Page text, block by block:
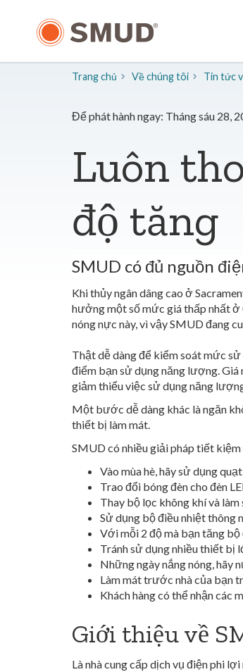
Trang chủ Về chúng tôi ​Tin tức
Để phát hành ngay: Tháng sáu 28,
Luôn
độ tăng
SMUD có đủ nguồn
Khi thủy ngân dâng cao ở
hưởng một số mức giá thấp nhất ở
nóng nực này, vì vậy SMUD đang
Thật dễ dàng để kiểm soát mức
điểm bạn sử dụng năng lượng.
giảm thiểu việc sử dụng năng
Một bước dễ dàng khác là ngăn
thiết bị làm mát.
SMUD có nhiều giải pháp tiết
Vào mùa hè, hãy sử dụng
Trao đổi bóng đèn cho đèn
Thay bộ lọc không khí và
Sử dụng bộ điều nhiệt thông
Với mỗi 2 độ mà bạn tăng
Tránh sử dụng nhiều thiết bị
Những ngày nắng nóng, hãy
Làm mát trước nhà của bạn
Khách hàng có thể nhận các
Giới thiệu về
Là nhà cung cấp dịch vụ điện phi